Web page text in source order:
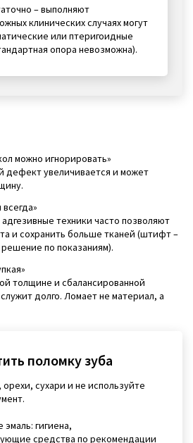
– выполняют
клинических случаях могут
или птеригоидные
опора невозможна).
можно игнорировать»
дефект увеличивается и может
техники часто позволяют
и сохранить больше тканей (штифт –
по показаниям).
толщине и сбалансированной
долго. Ломает не материал, а
поломку зуба
сухари и не используйте
гигиена,
средства по рекомендации